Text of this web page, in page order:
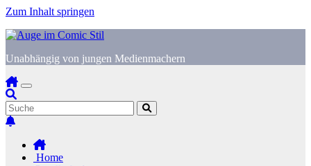
Zum Inhalt springen
Unabhängig von jungen Medienmachern
Home